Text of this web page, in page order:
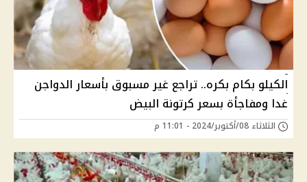
الكيلو بكام بكره.. تراجع غير مسبوق بأسعار الدواجن
غدا ومفاجأة بسعر كرتونة البيض
الثلاثاء 08/أكتوبر/2024 - 11:01 م